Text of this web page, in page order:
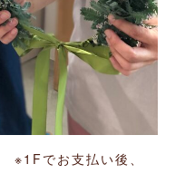
でお支払い後、